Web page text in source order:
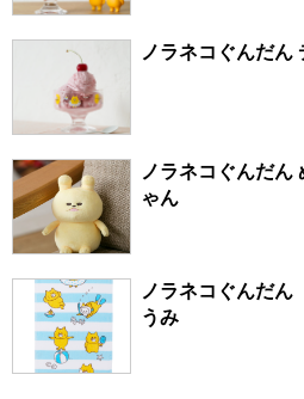
ノラネコぐんだ
ゃん
ノラネコぐんだ
うみ